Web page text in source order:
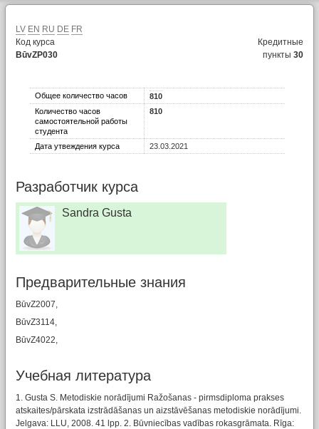
LV EN RU DE FR
Код курса
BūvZP030
Кредитные
пункты30
Общее количество часов
810
Количество часов
самостоятельной работы
студента
810
Дата утвеждения курса 23.03.2021
Разработчик курса
Sandra Gusta
Предварительные знания
BūvZ2007,
BūvZ3114,
BūvZ4022,
Учебная литературa
1. Gusta S. Metodiskie norādījumi Ražošanas - pirmsdiploma prakses
atskaites/pārskata izstrādāšanas un aizstāvēšanas metodiskie norādījumi.
Jelgava: LLU, 2008. 41 lpp. 2. Būvniecības vadības rokasgrāmata. Rīga: